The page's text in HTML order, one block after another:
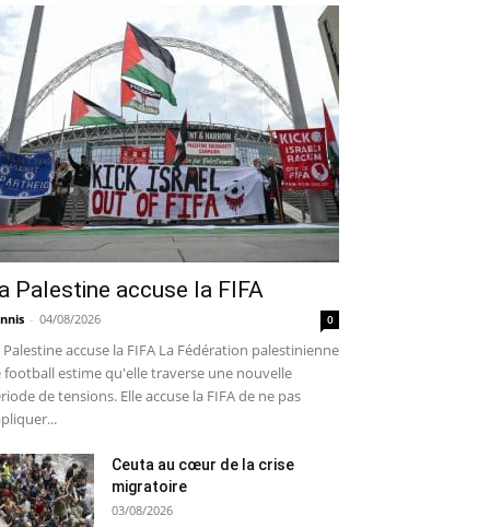
Palestine accuse la FIFA
- 04/08/2026 0
Palestine accuse la FIFA La Fédération palestinienne
football estime qu'elle traverse une nouvelle
de tensions. Elle accuse la FIFA de ne pas
Ceuta au cœur de la crise
migratoire
03/08/2026